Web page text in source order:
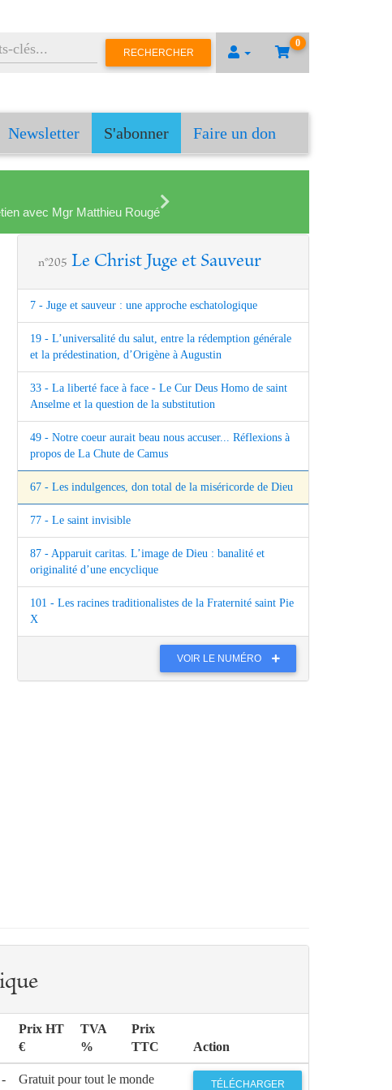
0
RECHERCHER
Newsletter S'abonner Faire un don
avec Mgr Matthieu Rougé
n°205 Le Christ Juge et Sauveur
7 - Juge et sauveur : une approche eschatologique
19 - L’universalité du salut, entre la rédemption générale
et la prédestination, d’Origène à Augustin
33 - La liberté face à face - Le Cur Deus Homo de saint
Anselme et la question de la substitution
49 - Notre coeur aurait beau nous accuser... Réflexions à
propos de La Chute de Camus
67 - Les indulgences, don total de la miséricorde de Dieu
77 - Le saint invisible
87 - Apparuit caritas. L’image de Dieu : banalité et
originalité d’une encyclique
101 - Les racines traditionalistes de la Fraternité saint Pie
X
VOIR LE NUMÉRO
Prix HT
€
TVA
%
Prix
TTC
Action
Gratuit pour tout le monde TÉLÉCHARGER